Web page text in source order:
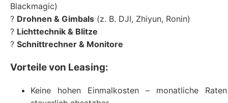
Blackmagic)
? Drohnen & Gimbals (z. B. DJI, Zhiyun, Ronin)
? Lichttechnik & Blitze
? Schnittrechner & Monitore
Vorteile von Leasing:
Keine hohen Einmalkosten – monatliche